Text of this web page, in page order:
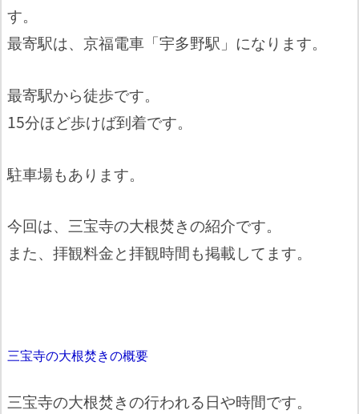
す。
最寄駅は、京福電車「宇多野駅」になります。
最寄駅から徒歩です。
15分ほど歩けば到着です。
駐車場もあります。
今回は、三宝寺の大根焚きの紹介です。
また、拝観料金と拝観時間も掲載してます。
三宝寺の大根焚きの概要
三宝寺の大根焚きの行われる日や時間です。